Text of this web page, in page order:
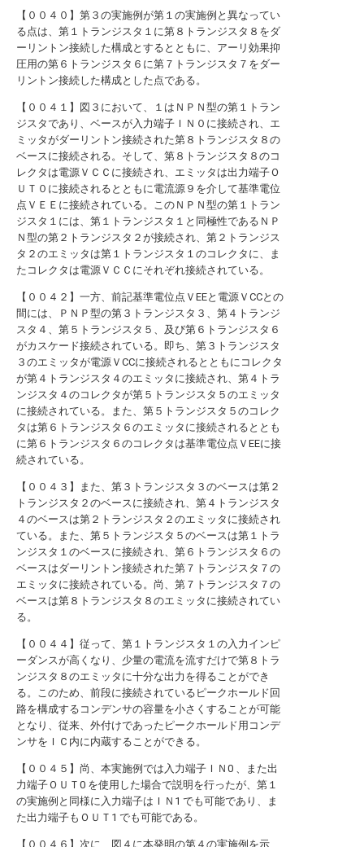
【００４０】第３の実施例が第１の実施例と異なってい
る点は、第１トランジスタ１に第８トランジスタ８をダ
ーリントン接続した構成とするとともに、アーリ効果抑
圧用の第６トランジスタ６に第７トランジスタ７をダー
リントン接続した構成とした点である。
【００４１】図３において、１はＮＰＮ型の第１トラン
ジスタであり、ベースが入力端子ＩＮ０に接続され、エ
ミッタがダーリントン接続された第８トランジスタ８の
ベースに接続される。そして、第８トランジスタ８のコ
レクタは電源ＶＣＣに接続され、エミッタは出力端子Ｏ
ＵＴ０に接続されるとともに電流源９を介して基準電位
点ＶＥＥに接続されている。このＮＰＮ型の第１トラン
ジスタ１には、第１トランジスタ１と同極性であるＮＰ
Ｎ型の第２トランジスタ２が接続され、第２トランジス
タ２のエミッタは第１トランジスタ１のコレクタに、ま
たコレクタは電源ＶＣＣにそれぞれ接続されている。
【００４２】一方、前記基準電位点ＶEEと電源ＶCCとの
間には、ＰＮＰ型の第３トランジスタ３、第４トランジ
スタ４、第５トランジスタ５、及び第６トランジスタ６
がカスケード接続されている。即ち、第３トランジスタ
３のエミッタが電源ＶCCに接続されるとともにコレクタ
が第４トランジスタ４のエミッタに接続され、第４トラ
ンジスタ４のコレクタが第５トランジスタ５のエミッタ
に接続されている。また、第５トランジスタ５のコレク
タは第６トランジスタ６のエミッタに接続されるととも
に第６トランジスタ６のコレクタは基準電位点ＶEEに接
続されている。
【００４３】また、第３トランジスタ３のベースは第２
トランジスタ２のベースに接続され、第４トランジスタ
４のベースは第２トランジスタ２のエミッタに接続され
ている。また、第５トランジスタ５のベースは第１トラ
ンジスタ１のベースに接続され、第６トランジスタ６の
ベースはダーリントン接続された第７トランジスタ７の
エミッタに接続されている。尚、第７トランジスタ７の
ベースは第８トランジスタ８のエミッタに接続されてい
る。
【００４４】従って、第１トランジスタ１の入力インピ
ーダンスが高くなり、少量の電流を流すだけで第８トラ
ンジスタ８のエミッタに十分な出力を得ることができ
る。このため、前段に接続されているピークホールド回
路を構成するコンデンサの容量を小さくすることが可能
となり、従来、外付けであったピークホールド用コンデ
ンサをＩＣ内に内蔵することができる。
【００４５】尚、本実施例では入力端子ＩＮ0 、また出
力端子ＯＵＴ0 を使用した場合で説明を行ったが、第１
の実施例と同様に入力端子はＩＮ1 でも可能であり、ま
た出力端子もＯＵＴ1 でも可能である。
【００４６】次に、図４に本発明の第４の実施例を示